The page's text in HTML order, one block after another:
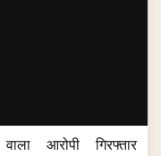
आरोपी गिरफ्तार